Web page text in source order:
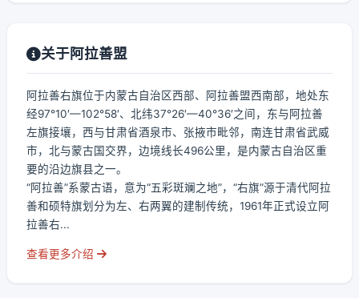
关于阿拉善盟
阿拉善右旗位于内蒙古自治区西部、阿拉善盟西南部，地处东
经97°10′—102°58′、北纬37°26′—40°36′之间，东与阿拉善
左旗接壤，西与甘肃省酒泉市、张掖市毗邻，南连甘肃省武威
市，北与蒙古国交界，边境线长496公里，是内蒙古自治区重
要的沿边旗县之一。
“阿拉善”系蒙古语，意为“五彩斑斓之地”，“右旗”源于清代阿拉
善和硕特旗划分为左、右两翼的建制传统，1961年正式设立阿
拉善右...
查看更多介绍